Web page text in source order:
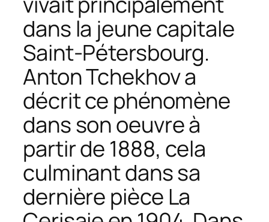
dans la jeune capitale
Saint-Pétersbourg.
Anton Tchekhov a
décrit ce phénomène
dans son oeuvre à
partir de 1888, cela
culminant dans sa
dernière pièce La